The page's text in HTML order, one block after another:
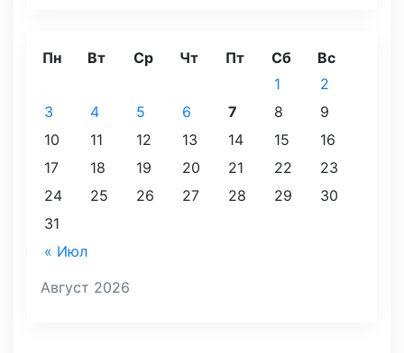
Август 2026
Пн Вт Ср Чт Пт Сб Вс
« Июл
1
2
3
4 5 6 7 8
9
10
11 12 13 14 15
16
17
18 19 20 21 22
23
24
25 26 27 28 29
30
31